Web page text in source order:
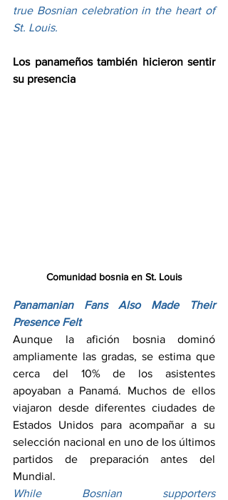
true Bosnian celebration in the heart of
St. Louis.
Los panameños también hicieron sentir
su presencia
Comunidad bosnia en St. Louis
Panamanian Fans Also Made Their
Presence Felt
Aunque la afición bosnia dominó
ampliamente las gradas, se estima que
cerca del 10% de los asistentes
apoyaban a Panamá. Muchos de ellos
viajaron desde diferentes ciudades de
Estados Unidos para acompañar a su
selección nacional en uno de los últimos
partidos de preparación antes del
Mundial.
While Bosnian supporters